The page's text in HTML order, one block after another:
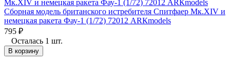
Сборная модель британского истребителя Спитфаер Мк.XIV и
немецкая ракета Фау-1 (1/72) 72012 АRКmodels
795 ₽
Осталась 1 шт.
В корзину